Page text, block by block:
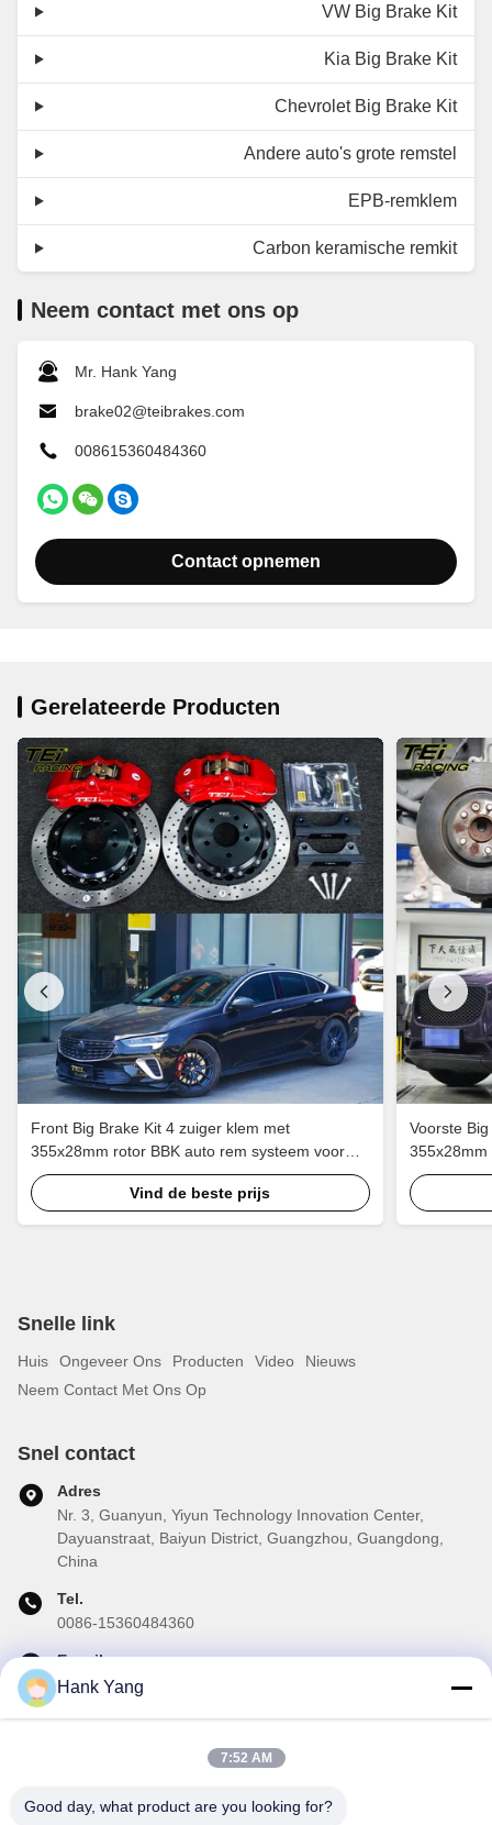
VW Big Brake Kit
Kia Big Brake Kit
Chevrolet Big Brake Kit
Andere auto's grote remstel
EPB-remklem
Carbon keramische remkit
Neem contact met ons op
Mr. Hank Yang
brake02@teibrakes.com
008615360484360
Contact opnemen
Gerelateerde Producten
Front Big Brake Kit 4 zuiger klem met
355x28mm rotor BBK auto rem systeem voor
Buick Regal 18 inch auto velg
Vind de beste prijs
Voorste
355x28mm
Jaguar F-
Snelle link
Huis Ongeveer Ons Producten Video
Nieuws
Neem Contact Met Ons Op
Snel contact
Adres
Nr. 3, Guanyun, Yiyun Technology Innovation Center,
Dayuanstraat, Baiyun District, Guangzhou, Guangdong,
China
Tel.
0086-15360484360
E-mail
brake02@teibrakes.com
Abonneer u op onze nieuwsbrief voor kortingen en meer.
Hank Yang
7:52 AM
Good day, what product are you looking for?